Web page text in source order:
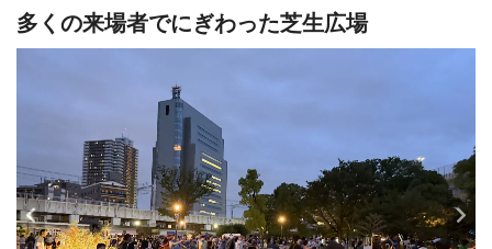
多くの来場者でにぎわった芝生広場